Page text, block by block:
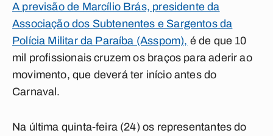
A previsão de Marcílio Brás, presidente da
Associação dos Subtenentes e Sargentos da
Polícia Militar da Paraíba (Asspom), é de que 10
mil profissionais cruzem os braços para aderir ao
movimento, que deverá ter início antes do
Carnaval.
Na última quinta-feira (24) os representantes do